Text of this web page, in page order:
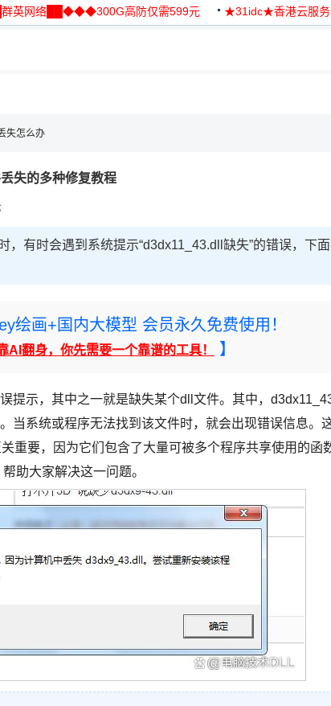
群英网络██◆◆◆300G高防仅需599元
★31idc★香港云服
择
择
择
失怎么办
失的多种修复教程
有时会遇到系统提示“d3dx11_43.dll缺失”的错误，下
绘画+国内大模型 会员永久免费使用！
AI翻身，你先需要一个靠谱的工具！ 】
提示，其中之一就是缺失某个dll文件。其中，
当系统或程序无法找到该文件时，就会出现错误信息。
重要，因为它们包含了大量可被多个程序共享使用的函
助大家解决这一问题。